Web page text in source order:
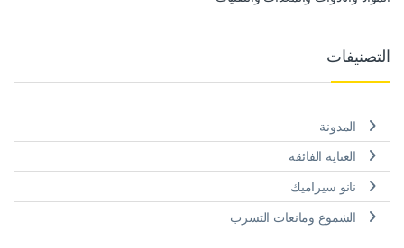
التصنيفات
المدونة
العناية الفائقه
نانو سيراميك
الشموع ومانعات التسرب